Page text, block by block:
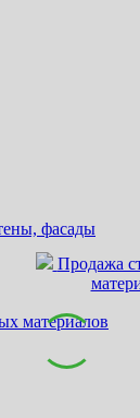
Продажа
материалов